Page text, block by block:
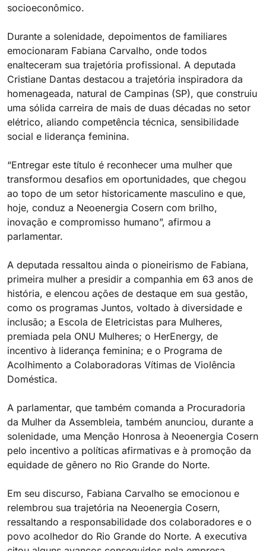
socioeconômico.
Durante a solenidade, depoimentos de familiares
emocionaram Fabiana Carvalho, onde todos
enalteceram sua trajetória profissional. A deputada
Cristiane Dantas destacou a trajetória inspiradora da
homenageada, natural de Campinas (SP), que construiu
uma sólida carreira de mais de duas décadas no setor
elétrico, aliando competência técnica, sensibilidade
social e liderança feminina.
“Entregar este título é reconhecer uma mulher que
transformou desafios em oportunidades, que chegou
ao topo de um setor historicamente masculino e que,
hoje, conduz a Neoenergia Cosern com brilho,
inovação e compromisso humano”, afirmou a
parlamentar.
A deputada ressaltou ainda o pioneirismo de Fabiana,
primeira mulher a presidir a companhia em 63 anos de
história, e elencou ações de destaque em sua gestão,
como os programas Juntos, voltado à diversidade e
inclusão; a Escola de Eletricistas para Mulheres,
premiada pela ONU Mulheres; o HerEnergy, de
incentivo à liderança feminina; e o Programa de
Acolhimento a Colaboradoras Vítimas de Violência
Doméstica.
A parlamentar, que também comanda a Procuradoria
da Mulher da Assembleia, também anunciou, durante a
solenidade, uma Menção Honrosa à Neoenergia Cosern
pelo incentivo a políticas afirmativas e à promoção da
equidade de gênero no Rio Grande do Norte.
Em seu discurso, Fabiana Carvalho se emocionou e
relembrou sua trajetória na Neoenergia Cosern,
ressaltando a responsabilidade dos colaboradores e o
povo acolhedor do Rio Grande do Norte. A executiva